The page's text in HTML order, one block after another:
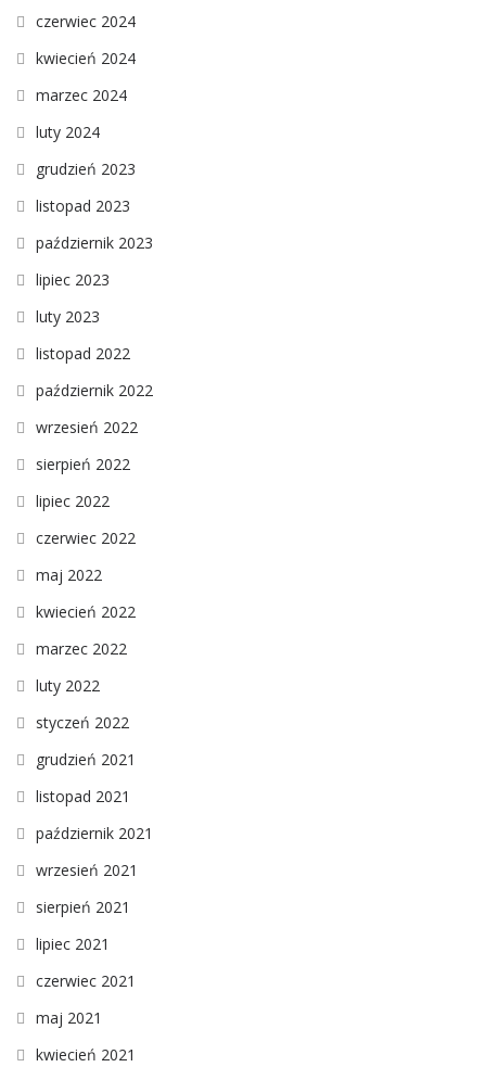
czerwiec 2024
kwiecień 2024
marzec 2024
luty 2024
grudzień 2023
listopad 2023
październik 2023
lipiec 2023
luty 2023
listopad 2022
październik 2022
wrzesień 2022
sierpień 2022
lipiec 2022
czerwiec 2022
maj 2022
kwiecień 2022
marzec 2022
luty 2022
styczeń 2022
grudzień 2021
listopad 2021
październik 2021
wrzesień 2021
sierpień 2021
lipiec 2021
czerwiec 2021
maj 2021
kwiecień 2021